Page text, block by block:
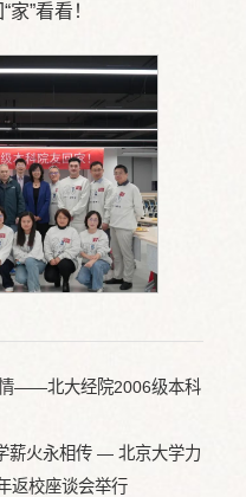
”看看！
——北大经院2006级本科
薪火永相传 — 北京大学力
返校座谈会举行